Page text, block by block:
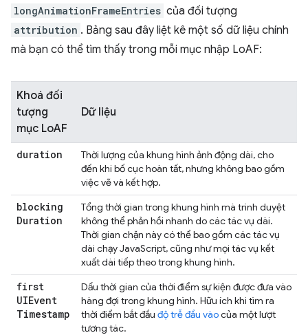
longAnimationFrameEntries của đối tượng
attribution . Bảng sau đây liệt kê một số dữ liệu chính
mà bạn có thể tìm thấy trong mỗi mục nhập LoAF:
Khoá đối
tượng
mục LoAF
Dữ liệu
duration
Thời lượng của khung hình ảnh động dài, cho
đến khi bố cục hoàn tất, nhưng không bao gồm
việc vẽ và kết hợp.
blocking
Duration
Tổng thời gian trong khung hình mà trình duyệt
không thể phản hồi nhanh do các tác vụ dài.
Thời gian chặn này có thể bao gồm các tác vụ
dài chạy JavaScript, cũng như mọi tác vụ kết
xuất dài tiếp theo trong khung hình.
first
UIEvent
Timestamp
Dấu thời gian của thời điểm sự kiện được đưa vào
hàng đợi trong khung hình. Hữu ích khi tìm ra
thời điểm bắt đầu độ trễ đầu vàocủa một lượt
tương tác.